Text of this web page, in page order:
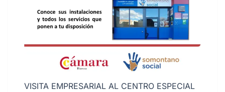
VISITA EMPRESARIAL AL CENTRO ESPECIAL